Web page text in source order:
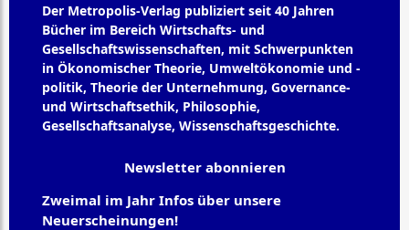
Der Metropolis-Verlag publiziert seit 40 Jahren
Bücher im Bereich Wirtschafts- und
Gesellschaftswissenschaften, mit Schwerpunkten
in Ökonomischer Theorie, Umweltökonomie und -
politik, Theorie der Unternehmung, Governance-
und Wirtschaftsethik, Philosophie,
Gesellschaftsanalyse, Wissenschaftsgeschichte.
Newsletter abonnieren
Zweimal im Jahr Infos über unsere
Neuerscheinungen!